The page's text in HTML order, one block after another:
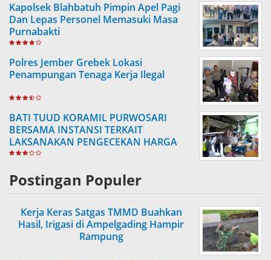
Kapolsek Blahbatuh Pimpin Apel Pagi
Dan Lepas Personel Memasuki Masa
Purnabakti
Polres Jember Grebek Lokasi
Penampungan Tenaga Kerja Ilegal
BATI TUUD KORAMIL PURWOSARI
BERSAMA INSTANSI TERKAIT
LAKSANAKAN PENGECEKAN HARGA
SEMBAKO
Postingan Populer
Kerja Keras Satgas TMMD Buahkan
Hasil, Irigasi di Ampelgading Hampir
Rampung